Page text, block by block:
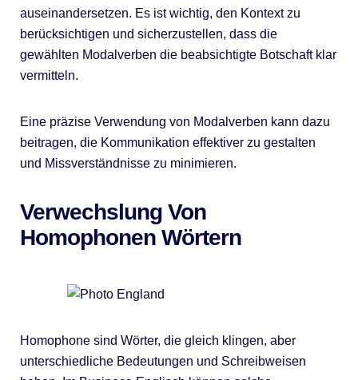
auseinandersetzen. Es ist wichtig, den Kontext zu
berücksichtigen und sicherzustellen, dass die
gewählten Modalverben die beabsichtigte Botschaft klar
vermitteln.
Eine präzise Verwendung von Modalverben kann dazu
beitragen, die Kommunikation effektiver zu gestalten
und Missverständnisse zu minimieren.
Verwechslung Von
Homophonen Wörtern
Homophone sind Wörter, die gleich klingen, aber
unterschiedliche Bedeutungen und Schreibweisen